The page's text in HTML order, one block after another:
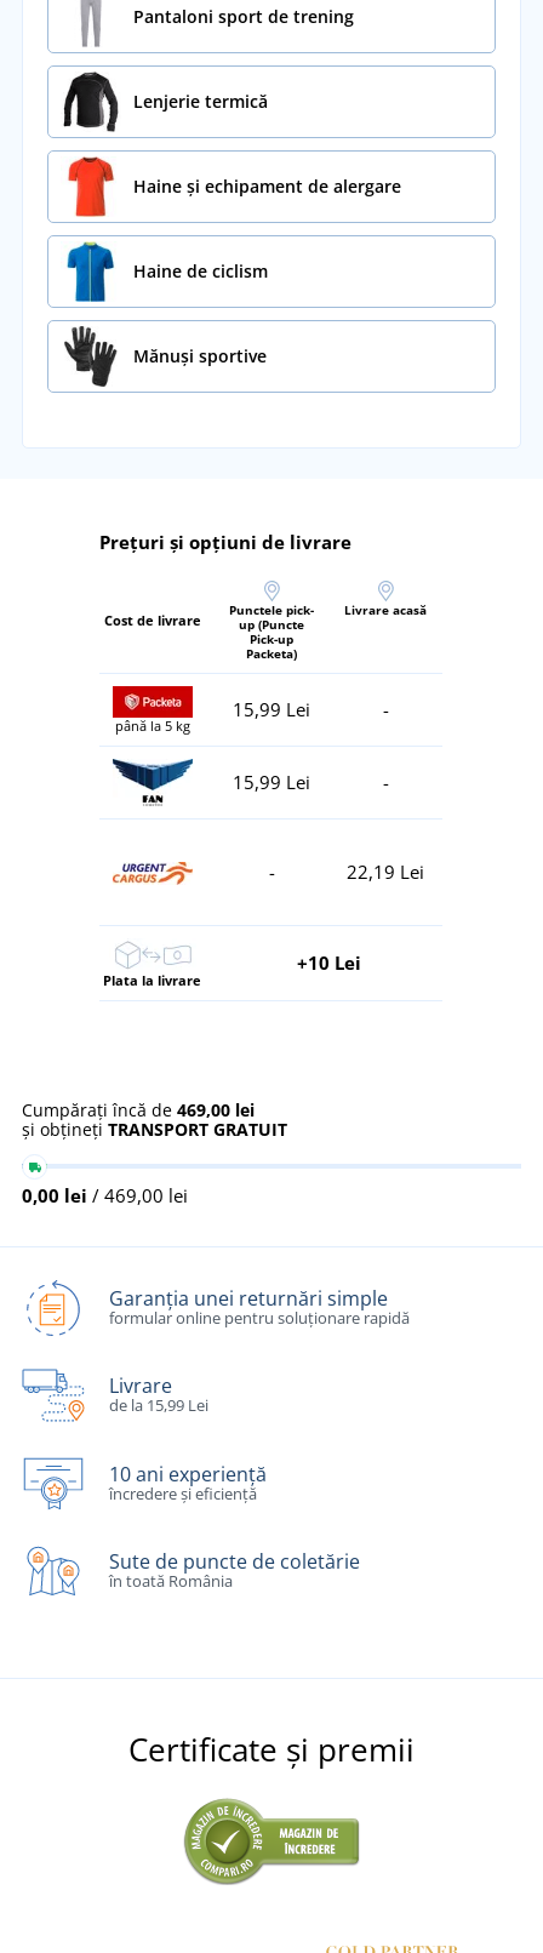
Pantaloni sport de trening
Lenjerie termică
Haine și echipament de alergare
Haine de ciclism
Mănuși sportive
Prețuri și opțiuni de livrare
Cost de livrare
Punctele pick-
up (Puncte
Pick-up
Packeta)
Livrare acasă
până la 5 kg
15,99 Lei -
15,99 Lei -
- 22,19 Lei
Plata la livrare
+10 Lei
Cumpărați încă de 469,00 lei
și obțineți TRANSPORT GRATUIT
0,00 lei / 469,00 lei
Garanția unei returnări simple
formular online pentru soluționare rapidă
Livrare
de la 15,99 Lei
10 ani experiență
încredere și eficiență
Sute de puncte de coletărie
în toată România
Certificate și premii